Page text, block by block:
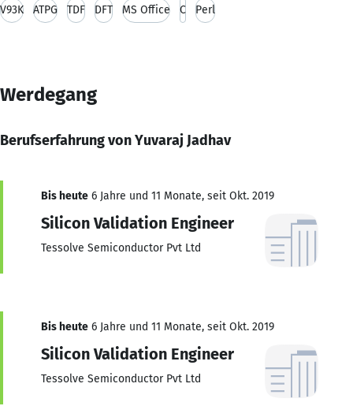
V93K ATPG TDF DFT MS Office C Perl
Werdegang
Berufserfahrung von Yuvaraj Jadhav
Bis heute 6 Jahre und 11 Monate, seit Okt. 2019
Silicon Validation Engineer
Tessolve Semiconductor Pvt Ltd
Bis heute 6 Jahre und 11 Monate, seit Okt. 2019
Silicon Validation Engineer
Tessolve Semiconductor Pvt Ltd